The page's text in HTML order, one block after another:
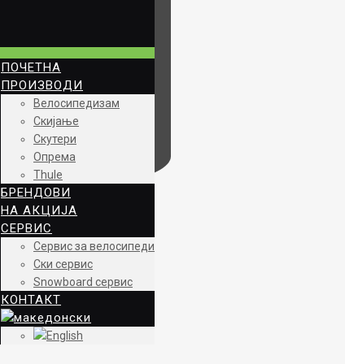
ПОЧЕТНА
ПРОИЗВОДИ
Велосипедизам
Скијање
Скутери
Опрема
Thule
БРЕНДОВИ
НА АКЦИЈА
СЕРВИС
Сервис за велосипеди
Ски сервис
Snowboard сервис
КОНТАКТ